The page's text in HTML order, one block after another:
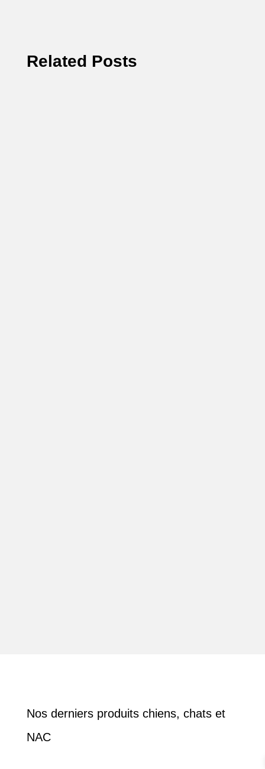
Related Posts
Nos derniers produits chiens, chats et
NAC